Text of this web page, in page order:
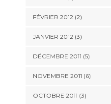
FÉVRIER 2012(2)
JANVIER 2012(3)
DÉCEMBRE 2011 (5)
NOVEMBRE 2011 (6)
OCTOBRE 2011 (3)